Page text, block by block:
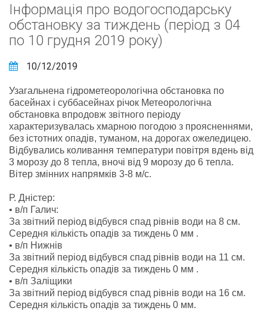
Інформація про водогосподарську
обстановку за тиждень (період з 04
по 10 грудня 2019 року)
10/12/2019
Узагальнена гідрометеорологічна обстановка по
басейнах і суббасейнах річок Метеорологічна
обстановка впродовж звітного періоду
характеризувалась хмарною погодою з проясненнями,
без істотних опадів, туманом, на дорогах ожеледицею.
Відбувались коливання температури повітря вдень від
3 морозу до 8 тепла, вночі від 9 морозу до 6 тепла.
Вітер змінних напрямків 3-8 м/с.
Р. Дністер:
• в/п Галич:
За звітний період відбувся спад рівнів води на 8 см.
Середня кількість опадів за тиждень 0 мм .
• в/п Нижнів
За звітний період відбувся спад рівнів води на 11 см.
Середня кількість опадів за тиждень 0 мм .
• в/п Заліщики
За звітний період відбувся спад рівнів води на 16 см.
Середня кількість опадів за тиждень 0 мм.